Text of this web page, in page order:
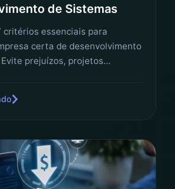
de Sistemas
critérios essenciais para
certa de desenvolvimento
prejuízos, projetos